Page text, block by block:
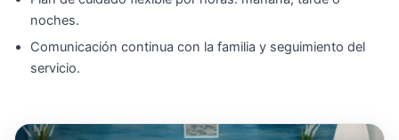
noches.
Comunicación continua con la familia y seguimiento del
servicio.